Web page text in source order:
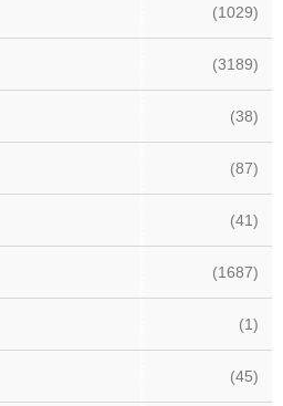
(1029)
(3189)
(38)
(87)
(41)
(1687)
(1)
(45)